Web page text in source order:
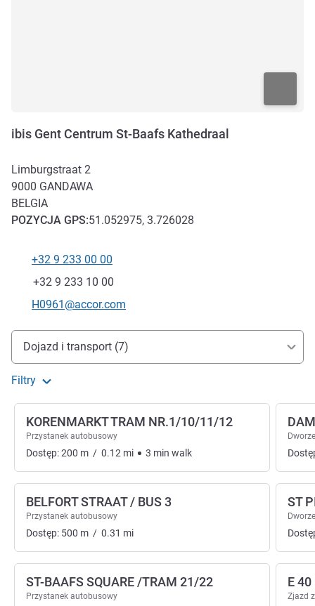
ibis Gent Centrum St-Baafs Kathedraal
Limburgstraat 2
9000 GANDAWA
BELGIA
POZYCJA GPS:51.052975, 3.726028
Telefon
+32 9 233 00 00
Faks
+32 9 233 10 00
Kontaktowy adres e-mail
H0961@accor.com
Dojazd i transport
Dojazd i transport (7)
Filtry
KORENMARKT TRAM NR.1/10/11/12
Przystanek autobusowy
Dostęp:200 m / 0.12 mi 3 min walk
BELFORT STRAAT / BUS 3
Przystanek autobusowy
Dostęp: 500 m / 0.31 mi
ST-BAAFS SQUARE /TRAM 21/22
Przystanek autobusowy
ST
E 40
Zjazd